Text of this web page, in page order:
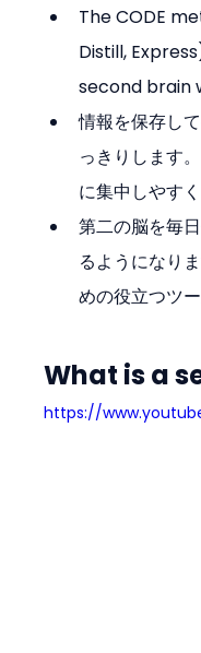
The CODE
Distill,
second brain
情報を保存し
っきりします
に集中しやすく
第二の脳を毎
るようになり
めの役立つツ
What is a
https://